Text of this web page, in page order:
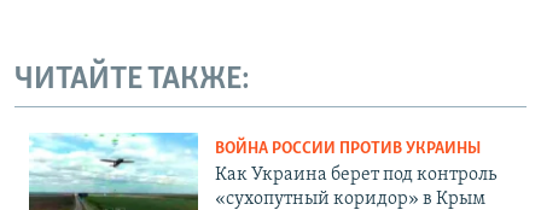
ЧИТАЙТЕ ТАКЖЕ:
ВОЙНА РОССИИ ПРОТИВ УКРАИНЫ
Как Украина берет под контроль
«сухопутный коридор» в Крым